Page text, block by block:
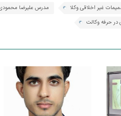
غیر اخلاقی وکلا
مدرس علیرضا
در حرفه وکالت